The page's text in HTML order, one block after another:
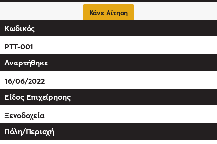
Κάνε Αίτηση
PTT-001
16/06/2022
Ξενοδοχεία